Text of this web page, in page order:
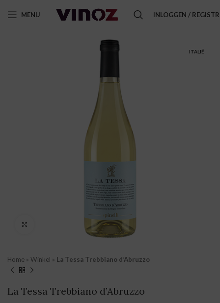
MENU INLOGGEN /
ITALIË
Klik om te vergroten
Home » Winkel » La Tessa Trebbiano d’Abruzzo
La Tessa Trebbiano d’Abruzzo